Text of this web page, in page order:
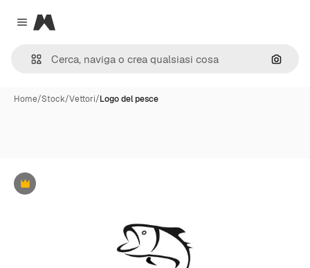
Close menu
Magnific
Cerca
Home/Stock/Vettori/Logo del pesce
Premium